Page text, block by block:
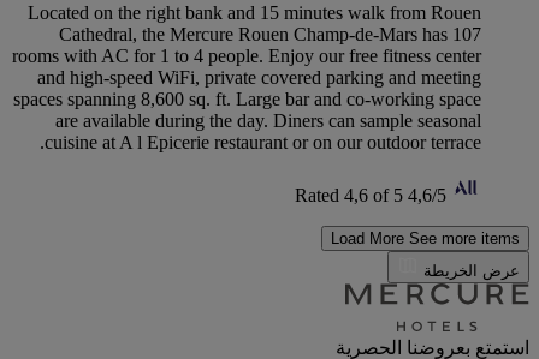
Located on the right bank and 15 minutes walk from Rouen
Cathedral, the Mercure Rouen Champ-de-Mars has 107
rooms with AC for 1 to 4 people. Enjoy our free fitness center
and high-speed WiFi, private covered parking and meeting
spaces spanning 8,600 sq. ft. Large bar and co-working space
are available during the day. Diners can sample seasonal
cuisine at A l Epicerie restaurant or on our outdoor terrace.
4,6/5
Rated 4,6 of 5
Load More See more items
عرض الخريطة
استمتع بعروضنا الحصرية